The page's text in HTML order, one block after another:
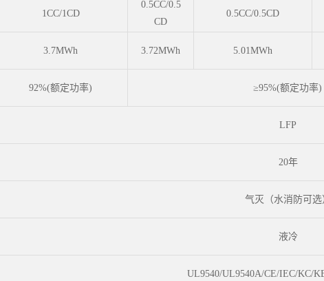
1CC/1CD
0.5CC/0.5
CD
0.5CC/0.5CD
3.7MWh 3.72MWh 5.01MWh
92%(额定功率) ≥95%(额定功率)
LFP
20年
气灭（水消防可选
液冷
UL9540/UL9540A/CE/IEC/KC/